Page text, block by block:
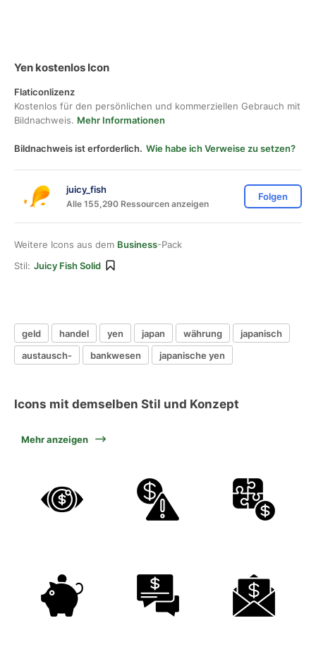
Yen kostenlos Icon
Flaticonlizenz
Kostenlos für den persönlichen und kommerziellen Gebrauch mit
Bildnachweis. Mehr Informationen
Bildnachweis ist erforderlich. Wie habe ich Verweise zu setzen?
juicy_fish
Alle 155,290 Ressourcen anzeigen
Folgen
Weitere Icons aus dem Business-Pack
Stil: Juicy Fish Solid
geld handel yen japan währung
japanisch
austausch-
bankwesen japanische yen
Icons mit demselben Stil und Konzept
Mehr anzeigen